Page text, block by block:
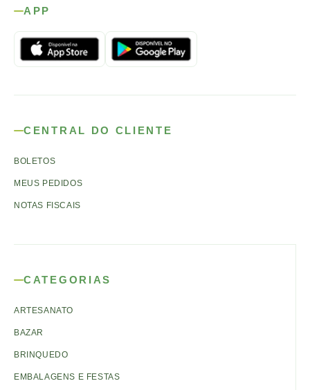
APP
CENTRAL DO CLIENTE
BOLETOS
MEUS PEDIDOS
NOTAS FISCAIS
CATEGORIAS
ARTESANATO
BAZAR
BRINQUEDO
EMBALAGENS E FESTAS